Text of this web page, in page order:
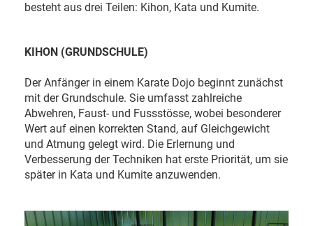
besteht aus drei Teilen: Kihon, Kata und Kumite.
KIHON (GRUNDSCHULE)
Der Anfänger in einem Karate Dojo beginnt zunächst
mit der Grundschule. Sie umfasst zahlreiche
Abwehren, Faust- und Fussstösse, wobei besonderer
Wert auf einen korrekten Stand, auf Gleichgewicht
und Atmung gelegt wird. Die Erlernung und
Verbesserung der Techniken hat erste Priorität, um sie
später in Kata und Kumite anzuwenden.